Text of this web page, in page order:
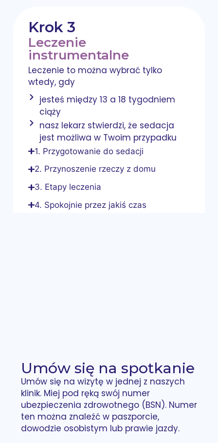
Krok 3
Leczenie
instrumentalne
Leczenie to można wybrać tylko
wtedy, gdy
jesteś między 13 a 18 tygodniem
ciąży
nasz lekarz stwierdzi, że sedacja
jest możliwa w Twoim przypadku
1. Przygotowanie do sedacji
2. Przynoszenie rzeczy z domu
3. Etapy leczenia
4. Spokojnie przez jakiś czas
Umów się na spotkanie
Umów się na wizytę w jednej z naszych
klinik. Miej pod ręką swój numer
ubezpieczenia zdrowotnego (BSN). Numer
ten można znaleźć w paszporcie,
dowodzie osobistym lub prawie jazdy.